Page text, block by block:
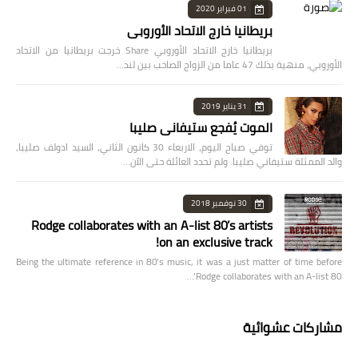
01 فبراير 2020
بريطانيا خارج الاتحاد الأوروبي
بريطانيا خارج الاتحاد الأوروبي Share خرجت بريطانيا من الاتحاد
الأوروبي، منهية بذلك 47 عاما من الزواج الصاخب بين لند…
31 يناير 2019
الموت يُفجع ستيفاني صليبا
توفي صباح اليوم، الاربعاء 30 كانون الثاني، السيد ادولف صليبا،
والد الممثلة ستيفاني صليبا. ولم تحدد العائلة حتى الآن…
30 نوفمبر 2018
Rodge collaborates with an A-list 80’s artists
on an exclusive track!
Being the ultimate reference in 80’s music, it was a just matter of time before
Rodge collaborates with an A-list 80’…
مشاركات عشوائية